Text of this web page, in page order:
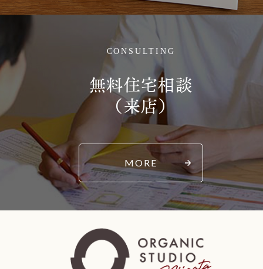
CONSULTING
無料住宅相談
（来店）
MORE